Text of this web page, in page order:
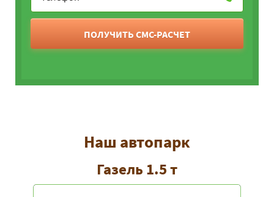
ПОЛУЧИТЬ СМС-РАСЧЕТ
Наш автопарк
Газель 1.5 т